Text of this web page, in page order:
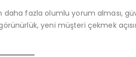
fazla olumlu yorum alması,
yeni müşteri çekmek